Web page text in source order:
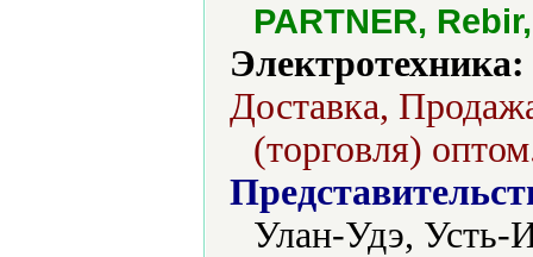
PARTNER,
Электротехника:
Доставка,
(торговля)
Улан-Удэ, Усть-